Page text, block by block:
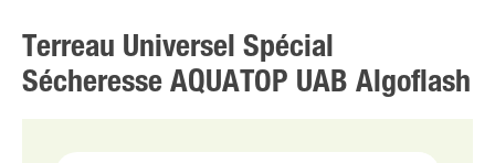
Terreau Universel Spécial
Sécheresse AQUATOP UAB Algoflash